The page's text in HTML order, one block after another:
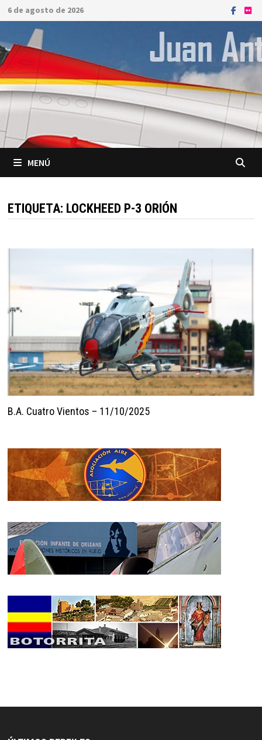
Saltar
al
contenido
6 de agosto de 2026
MENÚ
ETIQUETA: LOCKHEED P-3 ORIÓN
B.A. Cuatro Vientos – 11/10/2025